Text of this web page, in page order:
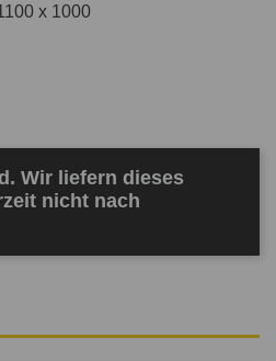
x 1000
Wir liefern dieses
nicht nach